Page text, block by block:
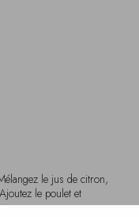
le jus de citron,
le poulet et
les instructions du